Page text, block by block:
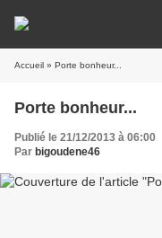
Accueil » Porte bonheur...
Porte bonheur...
Publié le 21/12/2013 à 06:00
Par bigoudene46